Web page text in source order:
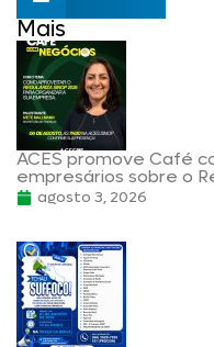
Mais
ACES promove Café
empresários sobre o
agosto 3, 2026